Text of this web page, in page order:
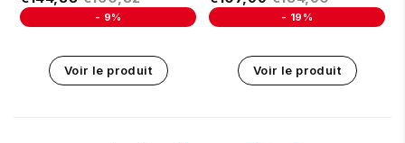
- 9%
Voir le produit
- 19%
Voir le produit